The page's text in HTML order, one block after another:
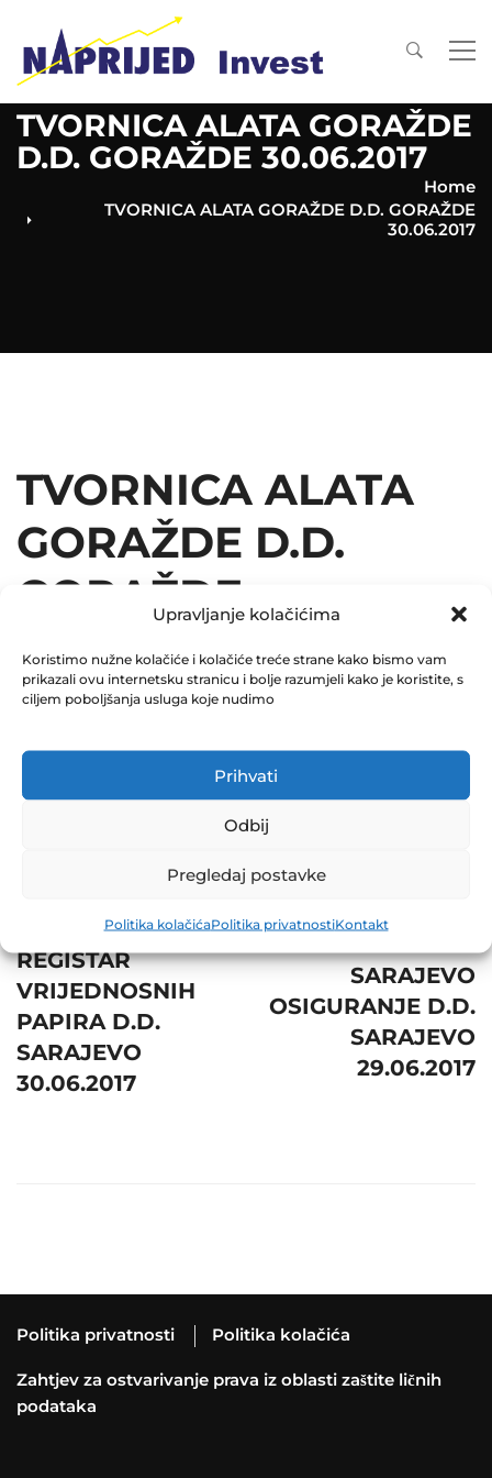
Upravljanje kolačićima
Koristimo nužne kolačiće i kolačiće treće strane kako bismo vam
prikazali ovu internetsku stranicu i bolje razumjeli kako je koristite, s
ciljem poboljšanja usluga koje nudimo
Prihvati
Odbij
Pregledaj postavke
Politika kolačićaPolitika privatnostiKontakt
TVORNICA ALATA GORAŽDE
D.D. GORAŽDE 30.06.2017
Home
TVORNICA ALATA GORAŽDE D.D. GORAŽDE
30.06.2017
TVORNICA ALATA
GORAŽDE D.D.
GORAŽDE
30.06.2017
December 31, 2017
0 Comments
navigation
REGISTAR
VRIJEDNOSNIH
PAPIRA D.D.
SARAJEVO
30.06.2017
SARAJEVO
OSIGURANJE D.D.
SARAJEVO
29.06.2017
Politika privatnosti Politika kolačića
Zahtjev za ostvarivanje prava iz oblasti zaštite ličnih
podataka